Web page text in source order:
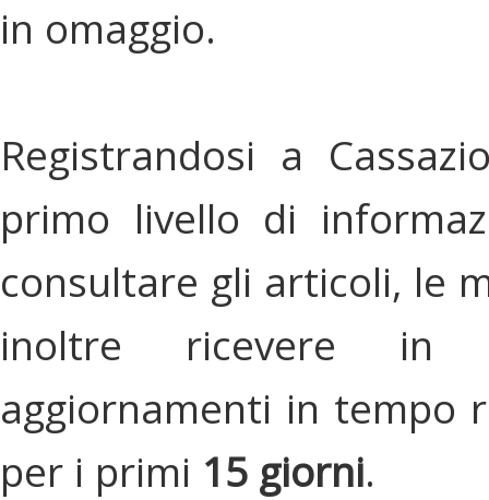
in omaggio.
Registrandosi a
primo livello di
consultare gli articoli, le
inoltre ricevere in
aggiornamenti in tempo
per i primi 15 giorni.